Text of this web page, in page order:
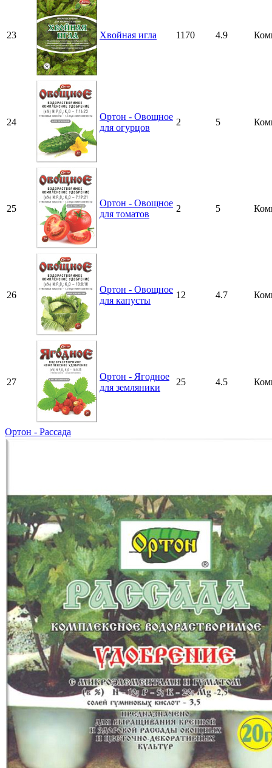
23 Хвойная игла 1170 4.9
24
Ортон - Овощное
для огурцов
2 5
25
Ортон - Овощное
для томатов
2 5
26
Ортон - Овощное
для капусты
12 4.7
27
Ортон - Ягодное
для земляники
25 4.5
Ортон - Рассада